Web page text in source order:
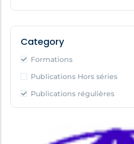
Category
Formations
Publications Hors séries
Publications régulières